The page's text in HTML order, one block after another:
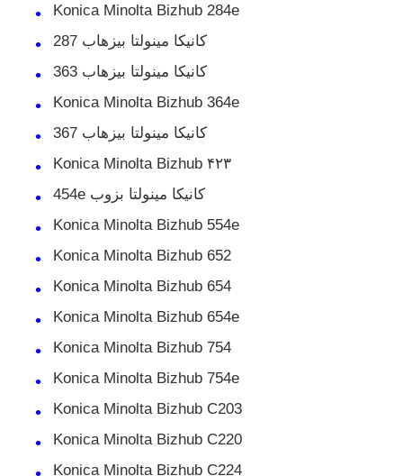
Konica Minolta Bizhub 284e
کانيکا مينولتا بيزهاب 287
کانيکا مينولتا بيزهاب 363
Konica Minolta Bizhub 364e
کانيکا مينولتا بيزهاب 367
Konica Minolta Bizhub ۴۲۳
کانيکا مينولتا بزوب 454e
Konica Minolta Bizhub 554e
Konica Minolta Bizhub 652
Konica Minolta Bizhub 654
Konica Minolta Bizhub 654e
Konica Minolta Bizhub 754
Konica Minolta Bizhub 754e
Konica Minolta Bizhub C203
Konica Minolta Bizhub C220
Konica Minolta Bizhub C224